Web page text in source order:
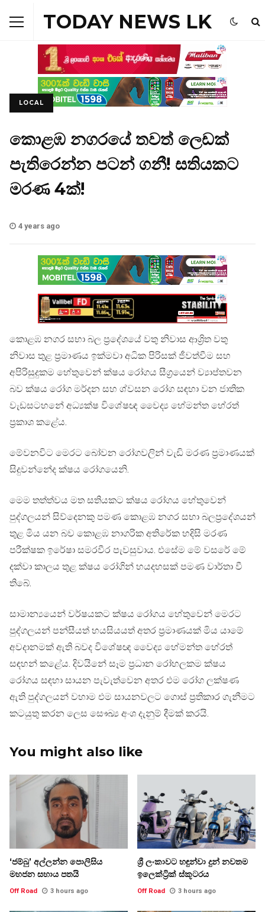
TODAY NEWS LK
LOCAL
කොළඹ නගරයේ තවත් ලෙඩක්
පැතිරෙන්න පටන් ගනී! සතියකට
මරණ 4ක්!
4 years ago
කොළඹ නගර සභා බල ප්‍රදේශයේ වතු නිවාස ආශ්‍රිත වතු
නිවාස තුළ ප්‍රමාණය ඉක්මවා අධික පිරිසක් ජීවත්වීම සහ
අපිරිසුදුකම හේතුවෙන් ක්ෂය රෝගය සීග්‍රයෙන් ව්‍යාප්තවන
බව ක්ෂය රෝග මර්දන සහ ශ්වසන රෝග සඳහා වන ජාතික
වැඩසටහනේ අධ්‍යක්ෂ විශේෂඥ වෛද්‍ය හේමන්ත හේරත්
ප්‍රකාශ කළේය.
මේවනවිට මෙරට බෝවන රෝගවලින් වැඩි මරණ ප්‍රමාණයක්
සිදුවන්නේද ක්ෂය රෝගයෙනි.
මෙම තත්ත්වය මත සතියකට ක්ෂය රෝගය හේතුවෙන්
පුද්ගලයන් සිව්දෙනකු පමණ කොළඹ නගර සභා බලප්‍රදේශයන්
තුළ මිය යන බව කොළඹ නාගරික අතිරේක හදිසි මරණ
පරීක්ෂක ඉරේෂා සමරවීර පැවසුවාය. එසේම මේ වසරේ මේ
දක්වා කාලය තුළ ක්ෂය රෝගින් හයදහසක් පමණ වාර්තා වී
තිබේ.
සාමාන්‍යයෙන් වර්ෂයකට ක්ෂය රෝගය හේතුවෙන් මෙරට
පුද්ගලයන් පන්සීයත් හයසියයත් අතර ප්‍රමාණයක් මිය යාමේ
අවදානමක් ඇති බවද විශේෂඥ වෛද්‍ය හේමන්ත හේරත්
සඳහන් කළේය. දිවයිනේ සෑම ප්‍රධාන රෝහලකම ක්ෂය
රෝගය සඳහා සායන පැවැත්වෙන අතර එම රෝග ලක්ෂණ
ඇති පුද්ගලයන් වහාම එම සායනවලට ගොස් ප්‍රතිකාර ගැනීමට
කටයුතු කරන ලෙස සෞඛ්‍ය අංශ දැනුම් දීමක් කරයි.
You might also like
‘ජම්බු’ අල්ලන්න පොලිසිය
මහජන සහාය පතයි
Off Road 3 hours ago
ශ්‍රී ලංකාවට හඳුන්වා දුන් නවතම
ඉලෙක්ට්‍රික් ස්කූටරය
Off Road 3 hours ago